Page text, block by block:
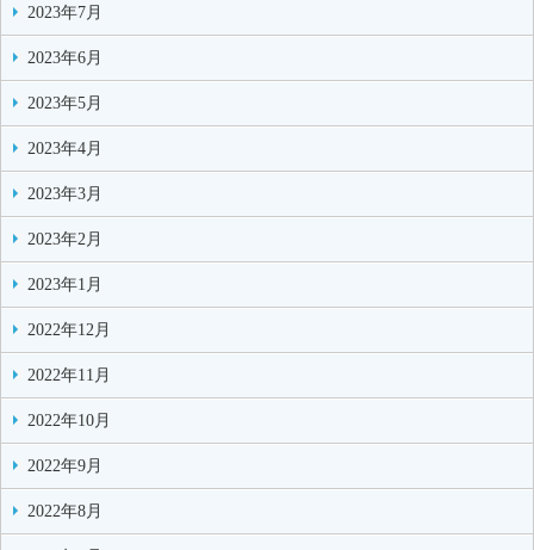
2023年7月
2023年6月
2023年5月
2023年4月
2023年3月
2023年2月
2023年1月
2022年12月
2022年11月
2022年10月
2022年9月
2022年8月